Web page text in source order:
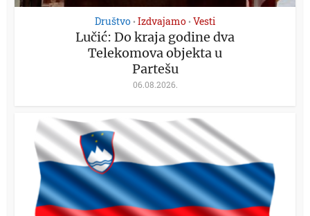
Društvo • Izdvajamo • Vesti
Lučić: Do kraja godine dva
Telekomova objekta u
Partešu
06.08.2026.